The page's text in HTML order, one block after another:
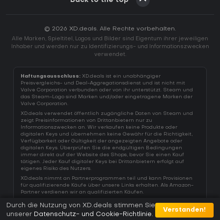
© 2026 XD.deals. Alle Rechte vorbehalten.
Alle Marken, Spieltitel, Logos und Bilder sind Eigentum ihrer jeweiligen
Inhaber und werden nur zu Identifizierungs- und Informationszwecken
verwendet.
Haftungsausschluss: XD.deals ist ein unabhängiger
Preisvergleichs- und Deal-Aggregationsdienst und ist nicht mit
Valve Corporation verbunden oder von ihr unterstützt. Steam und
das Steam-Logo sind Marken und/oder eingetragene Marken der
Valve Corporation.
XD.deals verwendet öffentlich zugängliche Daten von Steam und
zeigt Preisinformationen von Drittanbietern nur zu
Informationszwecken an. Wir verkaufen keine Produkte oder
digitalen Keys und übernehmen keine Gewähr für die Richtigkeit,
Verfügbarkeit oder Gültigkeit der angezeigten Angebote oder
digitalen Keys. Überprüfen Sie die endgültigen Bedingungen
immer direkt auf der Website des Shops, bevor Sie einen Kauf
tätigen. Jeder Kauf digitaler Keys bei Drittanbietern erfolgt auf
eigenes Risiko des Nutzers.
XD.deals nimmt an Partnerprogrammen teil und kann Provisionen
für qualifizierende Käufe über unsere Links erhalten. Als Amazon-
Partner verdienen wir an qualifizierten Käufen.
Durch die Nutzung von XD.deals stimmen Sie
unserer Datenschutz- und Cookie-Richtlinie
Verstanden!